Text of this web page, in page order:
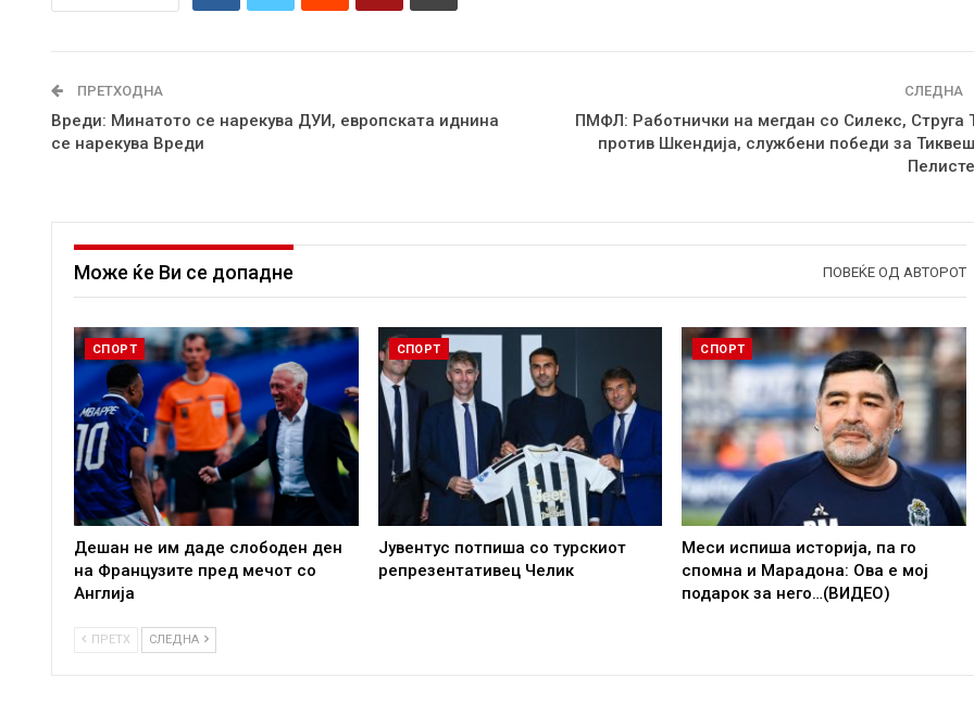
ПРЕТХОДНА
Вреди: Минатото се нарекува ДУИ, европската иднина
се нарекува Вреди
СЛЕДНА
ПМФЛ: Работнички на мегдан со Силекс, Струга
против Шкендија, службени победи за
Може ќе Ви се допадне ПОВЕЌЕ ОД АВТОРОТ
СПОРТ
Дешан не им даде слободен ден
на Французите пред мечот со
Англија
СПОРТ
Јувентус потпиша со турскиот
репрезентативец Челик
СПОРТ
Меси испиша историја, па го
спомна и Марадона: Ова е мој
подарок за него…(ВИДЕО)
ПРЕТХ СЛЕДНА